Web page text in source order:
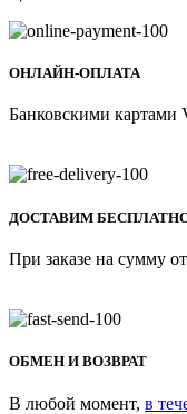
ОНЛАЙН-ОПЛАТА
Банковскими картами
ДОСТАВИМ
При заказе на сумму
ОБМЕН И ВОЗВРАТ
В любой момент, в